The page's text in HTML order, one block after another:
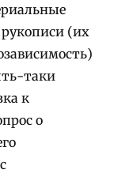
(их
таки
к
о